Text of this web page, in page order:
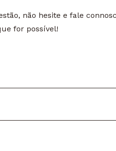
não hesite e fale
for possível!